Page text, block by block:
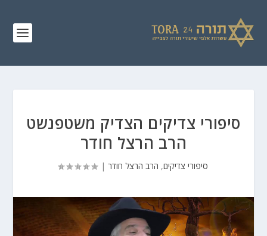
סיפורי צדיקים הצדיק משטפנשט
הרב הרצל חודר
סיפורי צדיקים, הרב הרצל חודר |